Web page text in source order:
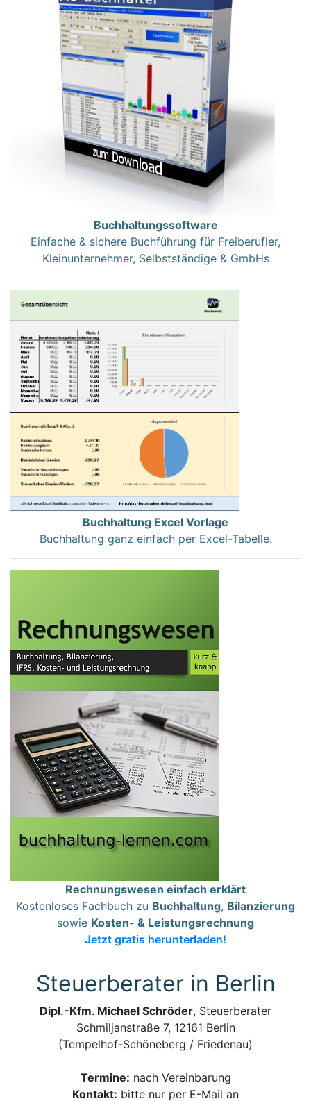
Buchhaltungssoftware
Einfache & sichere Buchführung für Freiberufler,
Kleinunternehmer, Selbstständige & GmbHs
Buchhaltung Excel Vorlage
Buchhaltung ganz einfach per Excel-Tabelle.
Rechnungswesen einfach erklärt
Kostenloses Fachbuch zu Buchhaltung, Bilanzierung
sowie Kosten- & Leistungsrechnung
Jetzt gratis herunterladen!
Steuerberater in Berlin
Dipl.-Kfm. Michael Schröder, Steuerberater
Schmiljanstraße 7, 12161 Berlin
(Tempelhof-Schöneberg / Friedenau)
Termine: nach Vereinbarung
Kontakt: bitte nur per E-Mail an